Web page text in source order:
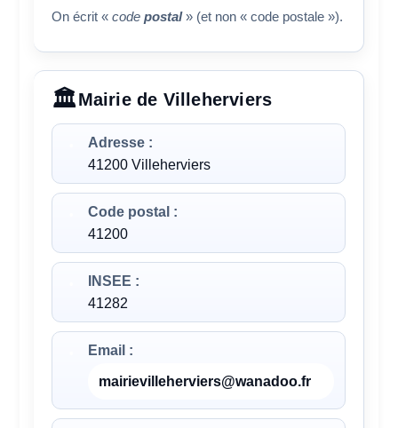
On écrit «codepostal» (et non « code postale »).
Mairie de Villeherviers
Adresse :
41200 Villeherviers
Code postal :
41200
INSEE :
41282
Email :
mairievilleherviers@wanadoo.fr